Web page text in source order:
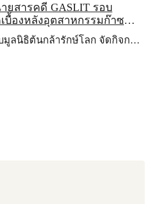
ยสารคดี GASLIT รอบ
บื้องหลังอุตสาหกรรมก๊าซ
จน ฟอนดา’
มูลนิธิต้นกล้ารักษ์โลก จัดกิจก…